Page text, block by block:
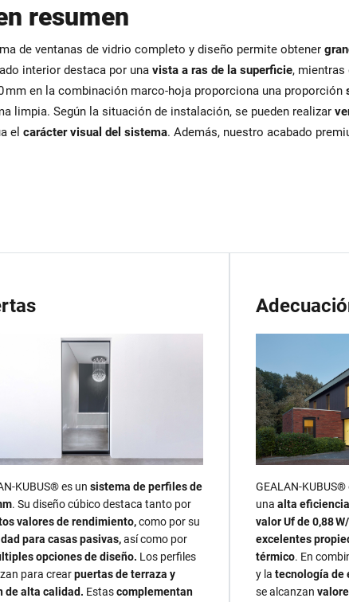
resumen
de ventanas de vidrio completo y diseño permite obtener
interior destaca por una vista a ras de la superficie, mientras
en la combinación marco-hoja proporciona una proporción
limpia. Según la situación de instalación, se pueden realizar
el carácter visual del sistema. Además, nuestro acabado
es un sistema de perfiles de
. Su diseño cúbico destaca tanto por
valores de rendimiento,como por su
para casas pasivas,así como por
opciones de diseño. Los perfiles
para crearpuertas de terraza y
de alta calidad. Estascomplementan
una alta
valor Uf de 0,88
excelentes
térmico. En
y la tecnología de
se alcanzan